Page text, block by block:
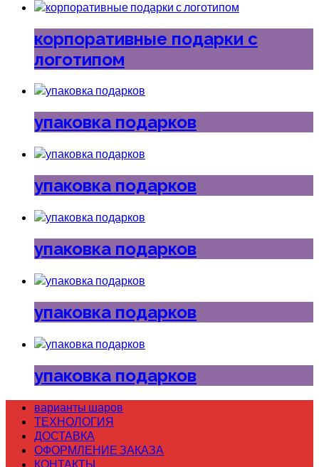
корпоративные подарки с
логотипом
упаковка подарков
упаковка подарков
упаковка подарков
упаковка подарков
упаковка подарков
варианты шаров
ТЕХНОЛОГИЯ
ДОСТАВКА
ОФОРМЛЕНИЕ ЗАКАЗА
КОНТАКТЫ